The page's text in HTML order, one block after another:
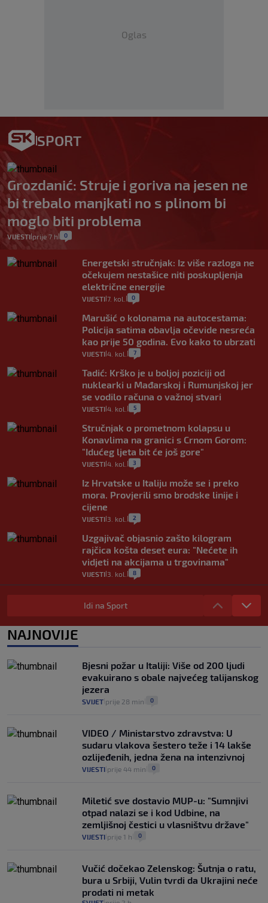
Oglas
SPORT
Grozdanić: Struje i goriva na jesen ne
bi trebalo manjkati no s plinom bi
moglo biti problema
VIJESTI prije 7 h 0
Energetski stručnjak: Iz više razloga ne
očekujem nestašice niti poskupljenja
električne energije
VIJESTI 7. kol. 0
Marušić o kolonama na autocestama:
Policija satima obavlja očevide nesreća
kao prije 50 godina. Evo kako to ubrzati
VIJESTI 4. kol. 7
Tadić: Krško je u boljoj poziciji od
nuklearki u Mađarskoj i Rumunjskoj jer
se vodilo računa o važnoj stvari
VIJESTI 4. kol. 5
Stručnjak o prometnom kolapsu u
Konavlima na granici s Crnom Gorom:
"Idućeg ljeta bit će još gore"
VIJESTI 4. kol. 3
Iz Hrvatske u Italiju može se i preko
mora. Provjerili smo brodske linije i
cijene
VIJESTI 3. kol. 2
Uzgajivač objasnio zašto kilogram
rajčica košta deset eura: "Nećete ih
vidjeti na akcijama u trgovinama"
VIJESTI 3. kol. 8
Selidba je jedno od stresnijih iskustava.
Evo aktualnih cijena i nekoliko savjeta
0
automobilom na Hvar iz Zagreba, a
koliko iz Osijeka
14
Idi na Sport
NAJNOVIJE
Bjesni požar u Italiji: Više od 200 ljudi
evakuirano s obale najvećeg talijanskog
jezera
SVIJET prije 28 min 0
VIDEO / Ministarstvo zdravstva: U
sudaru vlakova šestero teže i 14 lakše
ozlijeđenih, jedna žena na intenzivnoj
VIJESTI prije 44 min 0
Miletić sve dostavio MUP-u: "Sumnjivi
otpad nalazi se i kod Udbine, na
zemljišnoj čestici u vlasništvu države"
VIJESTI prije 1 h 0
Vučić dočekao Zelenskog: Šutnja o ratu,
bura u Srbiji, Vulin tvrdi da Ukrajini neće
prodati ni metak